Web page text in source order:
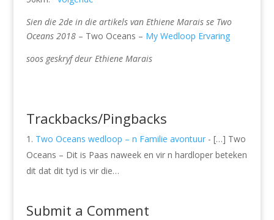
Sien die 2de in die artikels van Ethiene Marais se Two
Oceans 2018– Two Oceans – My Wedloop Ervaring
soos geskryf deur Ethiene Marais
Trackbacks/Pingbacks
Two Oceans wedloop – n Familie avontuur- […] Two
Oceans – Dit is Paas naweek en vir n hardloper beteken
dit dat dit tyd is vir die…
Submit a Comment